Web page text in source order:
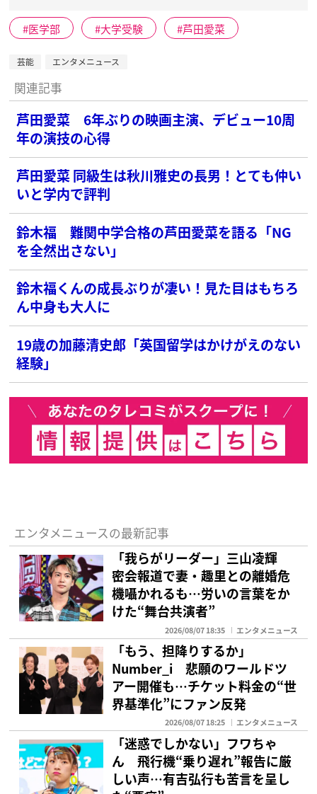
医学部 大学受験 芦田愛菜
芸能 エンタメニュース
関連記事
芦田愛菜 6年ぶりの映画主演、デビュー10周
年の演技の心得
芦田愛菜 同級生は秋川雅史の長男！とても仲い
いと学内で評判
鈴木福 難関中学合格の芦田愛菜を語る「NG
を全然出さない」
鈴木福くんの成長ぶりが凄い！見た目はもちろ
ん中身も大人に
19歳の加藤清史郎「英国留学はかけがえのない
経験」
エンタメニュースの最新記事
「我らがリーダー」三山凌輝
密会報道で妻・趣里との離婚危
機囁かれるも…労いの言葉をか
けた“舞台共演者”
2026/08/07 18:35 エンタメニュース
「もう、担降りするか」
Number_i 悲願のワールドツ
アー開催も…チケット料金の“世
界基準化”にファン反発
2026/08/07 18:25 エンタメニュース
「迷惑でしかない」フワちゃ
ん 飛行機“乗り遅れ”報告に厳
しい声…有吉弘行も苦言を呈し